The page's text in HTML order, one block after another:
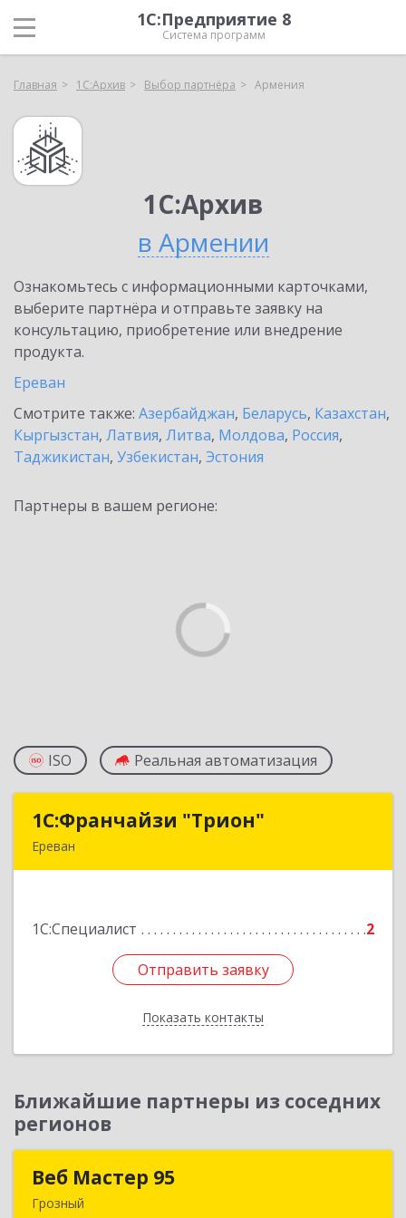
1С:Предприятие 8
Система программ
Главная 1С:Архив Выбор партнёра Армения
1С:Архив
в Армении
Ознакомьтесь с информационными карточками,
выберите партнёра и отправьте заявку на
консультацию, приобретение или внедрение
продукта.
Ереван
Смотрите также: Азербайджан, Беларусь, Казахстан,
Кыргызстан, Латвия, Литва, Молдова, Россия,
Таджикистан, Узбекистан, Эстония
Партнеры в вашем регионе:
ISO Реальная автоматизация
1С:Франчайзи "Трион"
Ереван
1С:Специалист 2
Отправить заявку
Показать контакты
1С:Франчайзи "Трион"
Отправить заявку
Назад
Ближайшие партнеры из соседних
регионов
Веб Мастер 95
Грозный